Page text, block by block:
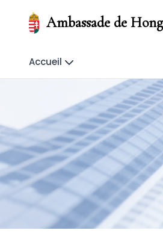
Ambassade de
Accueil